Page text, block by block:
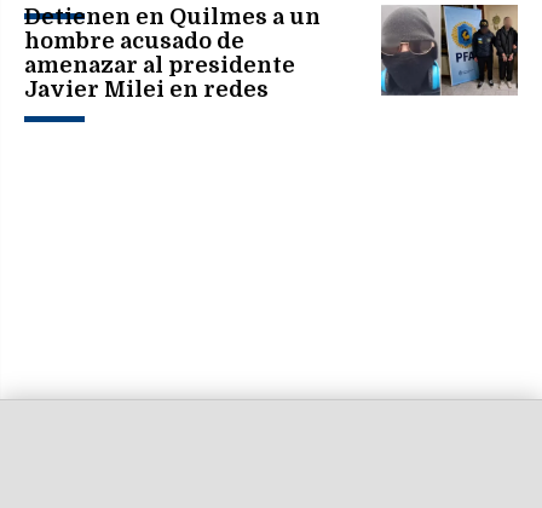
Detienen en Quilmes a un
hombre acusado de
amenazar al presidente
Javier Milei en redes
sociales